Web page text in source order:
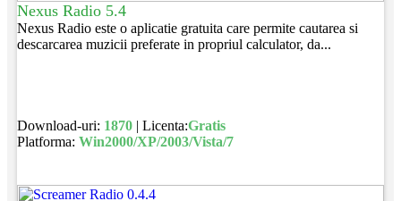
Nexus Radio 5.4
Nexus Radio este o aplicatie gratuita care permite cautarea si
descarcarea muzicii preferate in propriul calculator, da...
Download-uri: 1870| Licenta:Gratis
Platforma: Win2000/XP/2003/Vista/7